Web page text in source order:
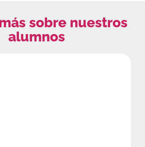
sobre nuestros
alumnos